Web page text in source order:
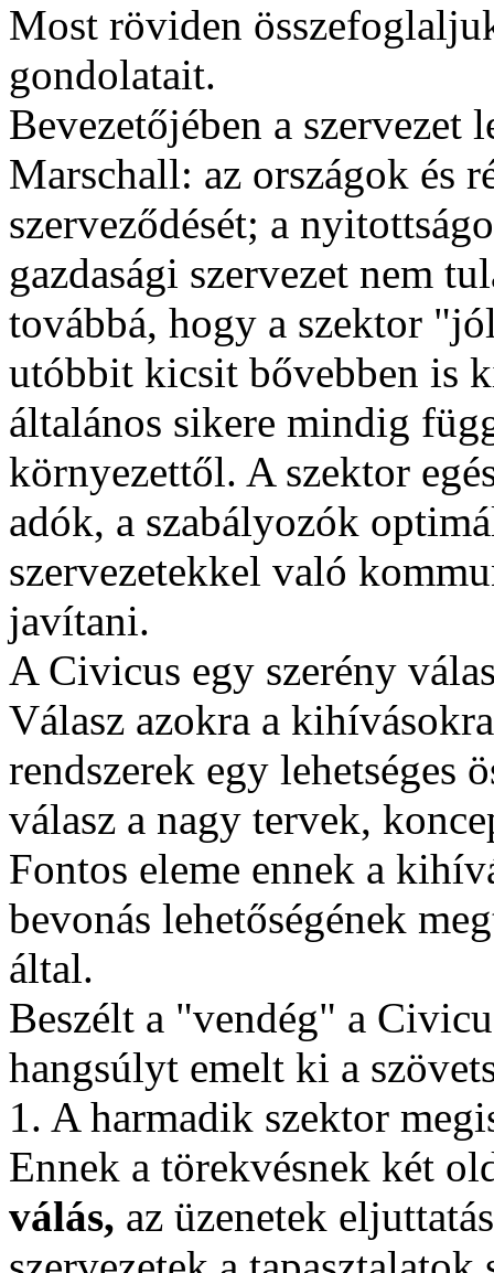
Most röviden
gondolatait.
Bevezetőjében a
Marschall: az országok és
szerveződését; a
gazdasági szervezet nem
továbbá, hogy a szektor
utóbbit kicsit bővebben is
általános sikere mindig
környezettől. A szektor
adók, a szabályozók
szervezetekkel való
javítani.
A Civicus egy szerény
Válasz azokra a
rendszerek egy lehetséges
válasz a nagy tervek,
Fontos eleme ennek a
bevonás lehetőségének
által.
Beszélt a "vendég" a
hangsúlyt emelt ki a
1. A harmadik szektor
Ennek a törekvésnek két
válás, az üzenetek